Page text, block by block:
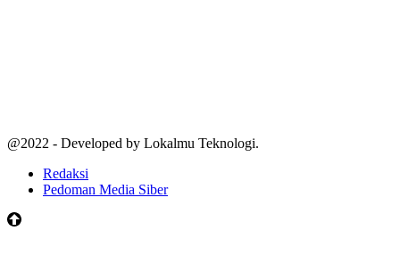
@2022 - Developed by Lokalmu Teknologi.
Redaksi
Pedoman Media Siber